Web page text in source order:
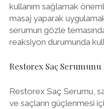
kullanım sağlamak
masaj yaparak
serumun gözle
reaksiyon durumunda
Restorex Saç
Restorex Saç Serumu,
ve saçların güçlenmesi